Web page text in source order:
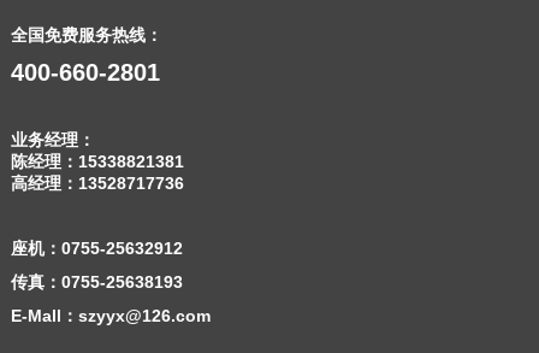
全国免费服务热线：
400-660-2801
业务经理：
陈经理： 15338821381
高经理： 13528717736
座机： 0755-25632912
传真：0755-25638193
E-Mall：szyyx@126.com